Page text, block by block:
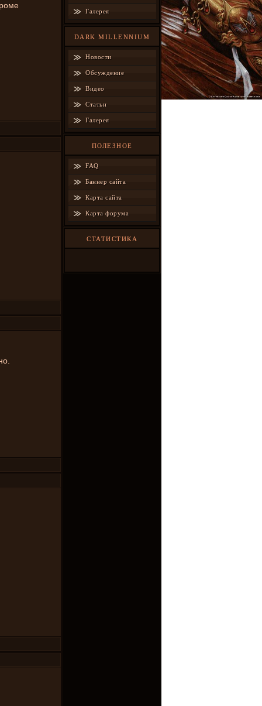
Галерея
DARK MILLENNIUM
Новости
Обсуждение
Видео
Статьи
Галерея
ПОЛЕЗНОЕ
FAQ
Баннер сайта
Карта сайта
Карта форума
СТАТИСТИКА